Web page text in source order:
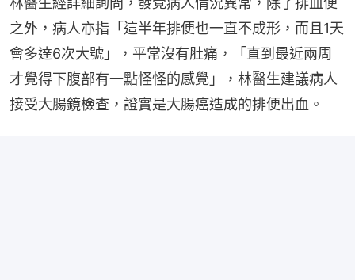
之外，病人亦指「這半年排便也一直不成形，而且1天
會多達6次大號」，平常沒有肚痛，「直到最近兩周
才覺得下腹部有一點怪怪的感覺」，林醫生建議病人
接受大腸鏡檢查，證實是大腸癌造成的排便出血。